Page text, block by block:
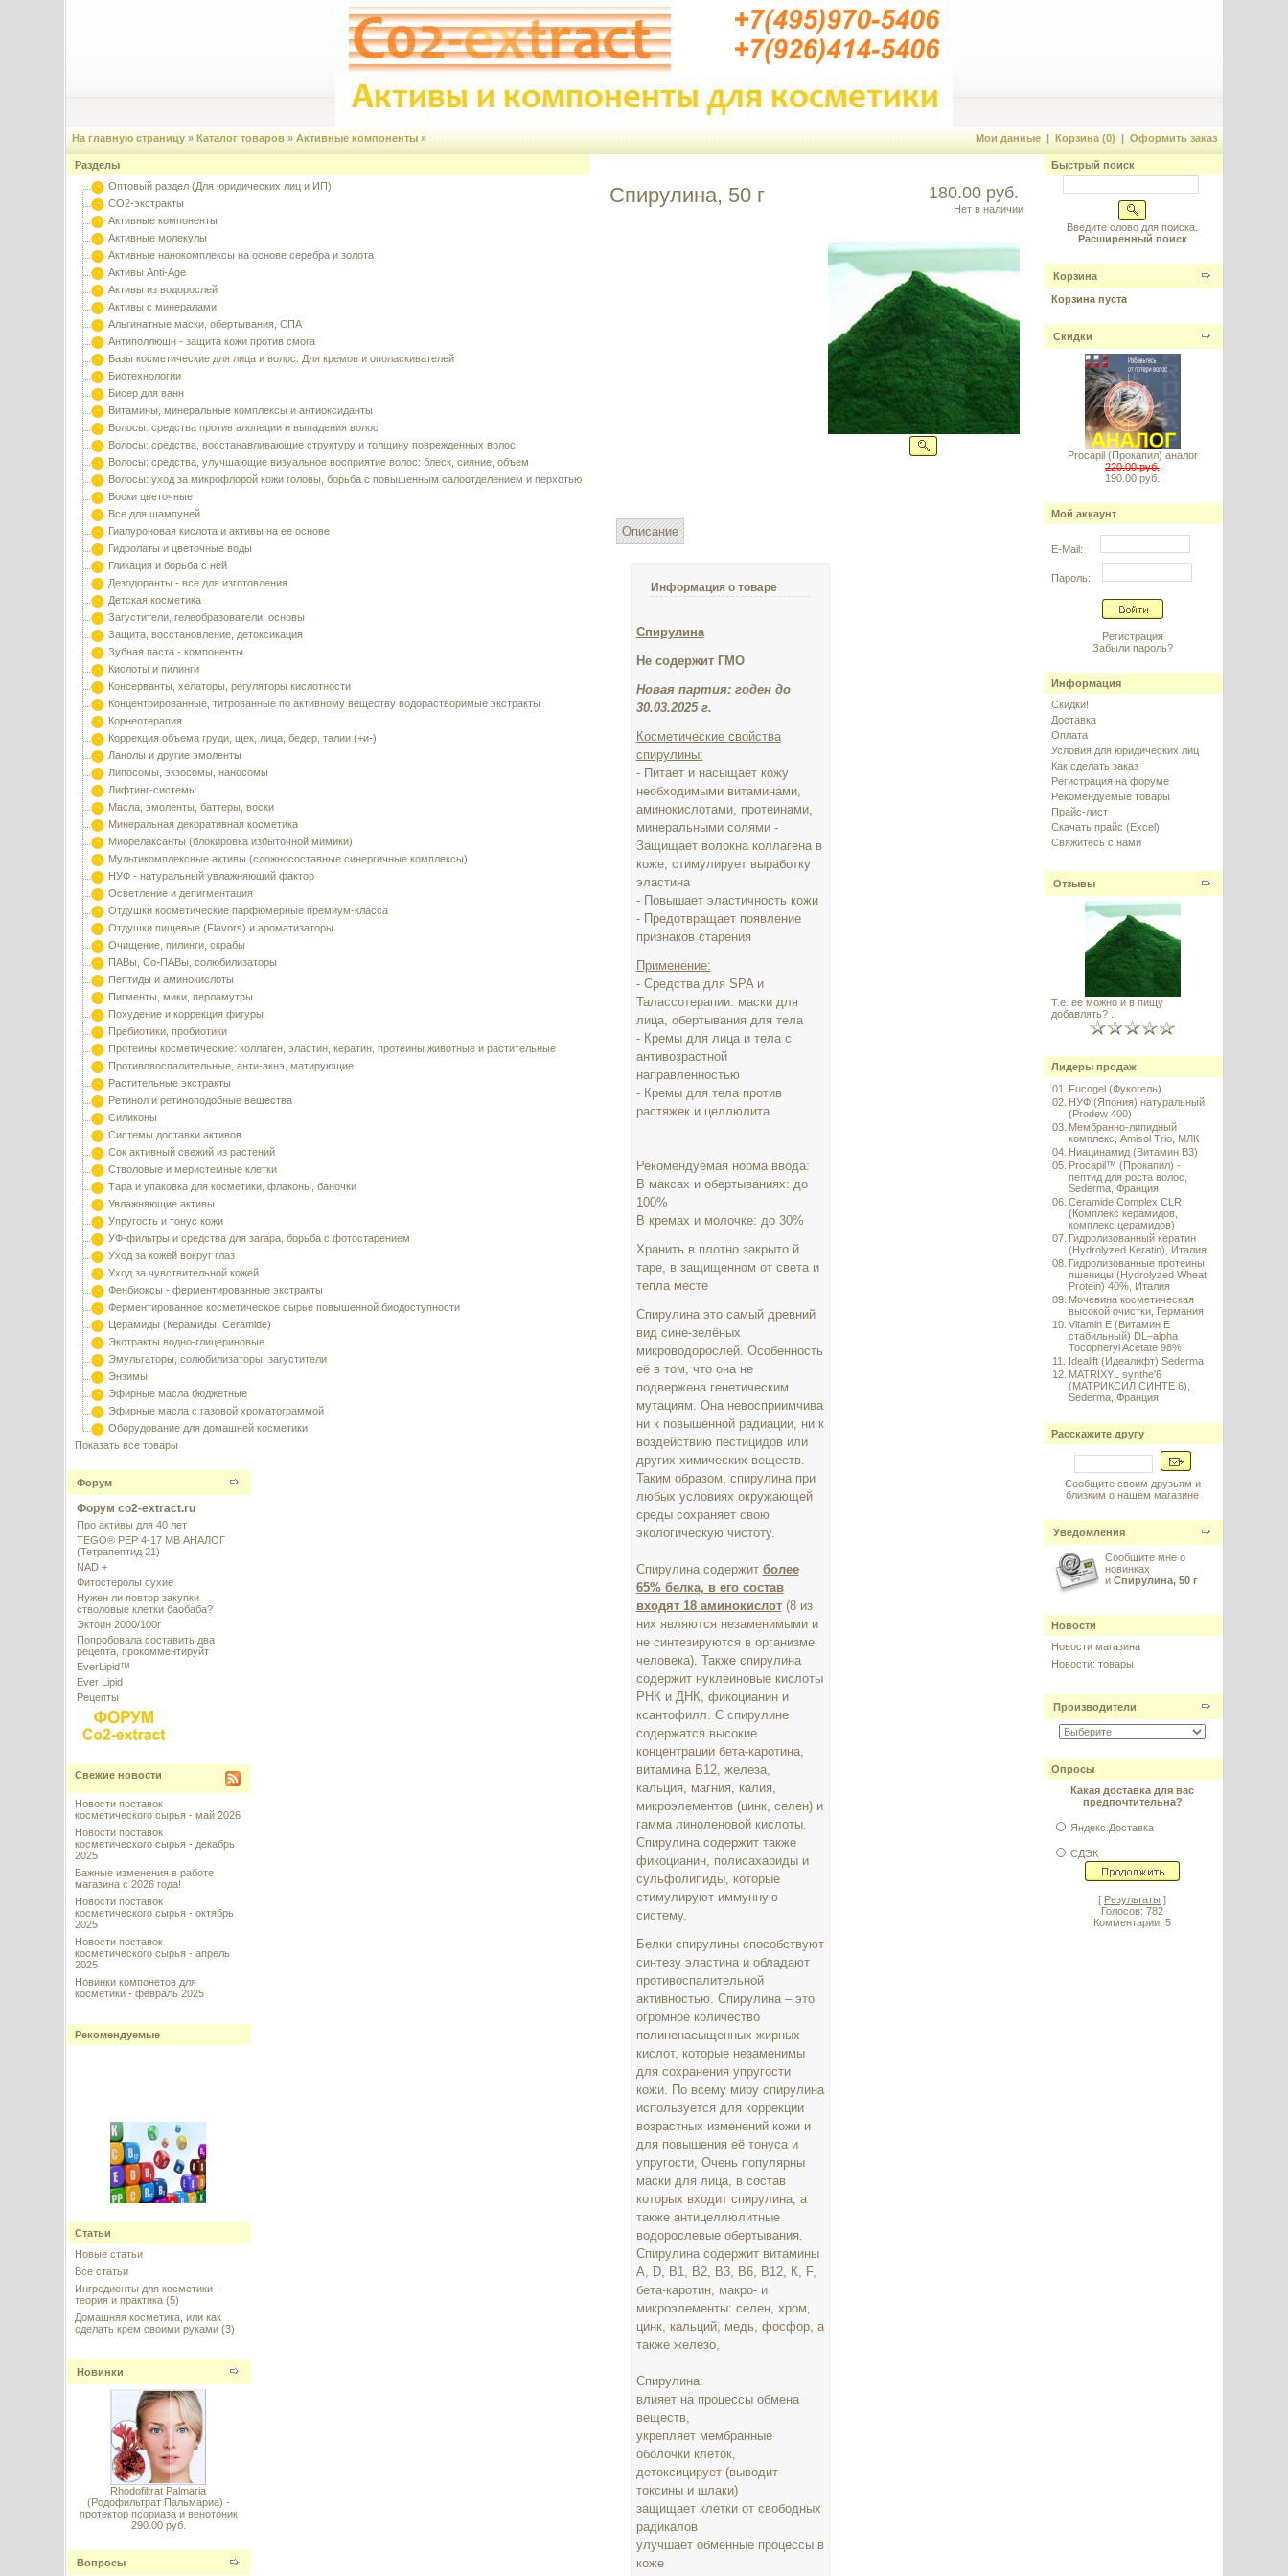
На главную страницу» Каталог товаров» Активные компоненты» Мои данные| Корзина (0) | Оформить заказ
Разделы
Оптовый раздел (Для юридических лиц и ИП)
CO2-экстракты
Активные компоненты
Активные молекулы
Активные нанокомплексы на основе серебра и золота
Активы Anti-Age
Активы из водорослей
Активы с минералами
Альгинатные маски, обертывания, СПА
Антиполлюшн - защита кожи против смога
Базы косметические для лица и волос. Для кремов и ополаскивателей
Биотехнологии
Бисер для ванн
Витамины, минеральные комплексы и антиоксиданты
Волосы: средства против алопеции и выпадения волос
Волосы: средства, восстанавливающие структуру и толщину поврежденных волос
Волосы: средства, улучшающие визуальное восприятие волос: блеск, сияние, объем
Волосы: уход за микрофлорой кожи головы, борьба с повышенным салоотделением и перхотью
Воски цветочные
Все для шампуней
Гиалуроновая кислота и активы на ее основе
Гидролаты и цветочные воды
Гликация и борьба с ней
Дезодоранты - все для изготовления
Детская косметика
Загустители, гелеобразователи, основы
Защита, восстановление, детоксикация
Зубная паста - компоненты
Кислоты и пилинги
Консерванты, хелаторы, регуляторы кислотности
Концентрированные, титрованные по активному веществу водорастворимые экстракты
Корнеотерапия
Коррекция объема груди, щек, лица, бедер, талии (+и-)
Ланолы и другие эмоленты
Липосомы, экзосомы, наносомы
Лифтинг-системы
Масла, эмоленты, баттеры, воски
Минеральная декоративная косметика
Миорелаксанты (блокировка избыточной мимики)
Мультикомплексные активы (сложносоставные синергичные комплексы)
НУФ - натуральный увлажняющий фактор
Осветление и депигментация
Отдушки косметические парфюмерные премиум-класса
Отдушки пищевые (Flavors) и ароматизаторы
Очищение, пилинги, скрабы
ПАВы, Со-ПАВы, солюбилизаторы
Пептиды и аминокислоты
Пигменты, мики, перламутры
Похудение и коррекция фигуры
Пребиотики, пробиотики
Протеины косметические: коллаген, эластин, кератин, протеины животные и растительные
Противовоспалительные, анти-акнэ, матирующие
Растительные экстракты
Ретинол и ретиноподобные вещества
Силиконы
Системы доставки активов
Сок активный свежий из растений
Стволовые и меристемные клетки
Тара и упаковка для косметики, флаконы, баночки
Увлажняющие активы
Упругость и тонус кожи
УФ-фильтры и средства для загара, борьба с фотостарением
Уход за кожей вокруг глаз
Уход за чувствительной кожей
Фенбиоксы - ферментированные экстракты
Ферментированное косметическое сырье повышенной биодоступности
Церамиды (Керамиды, Ceramide)
Экстракты водно-глицериновые
Эмульгаторы, солюбилизаторы, загустители
Энзимы
Эфирные масла бюджетные
Эфирные масла с газовой хроматограммой
Оборудование для домашней косметики
Показать все товары
Форум
Форум co2-extract.ru
Про активы для 40 лет
TEGO® PEP 4-17 MB АНАЛОГ
(Тетрапептид 21)
NAD +
Фитостеролы сухие
Нужен ли повтор закупки
стволовые клетки баобаба?
Эктоин 2000/100г
Попробовала составить два
рецепта, прокомментируйт
EverLipid™
Ever Lipid
Рецепты
Свежие новости
Новости поставок
косметического сырья - май 2026
Новости поставок
косметического сырья - декабрь
2025
Важные изменения в работе
магазина с 2026 года!
Новости поставок
косметического сырья - октябрь
2025
Новости поставок
косметического сырья - апрель
2025
Новинки компонетов для
косметики - февраль 2025
Рекомендуемые
виде MAP) и гиалуроновой
EmulSilk (Prolipid 161,
Эмульсилк) - эмульгатор-
кондиционер для волос
---------
нанолипосомах, NS nCoQ10
Статьи
Новые статьи
Все статьи
Ингредиенты для косметики -
теория и практика(5)
Домашняя косметика, или как
сделать крем своими руками(3)
Новинки
Rhodofiltrat Palmaria
(Родофильтрат Пальмариа) -
протектор псориаза и венотоник
290.00 руб.
Вопросы
Спирулина, 50 г 180.00 руб.
Нет в наличии
Описание
Информация о товаре
Спирулина
Не содержит ГМО
Новая партия: годен до
30.03.2025 г.
Косметические свойства
спирулины:
- Питает и насыщает кожу
необходимыми витаминами,
аминокислотами, протеинами,
минеральными солями -
Защищает волокна коллагена в
коже, стимулирует выработку
эластина
- Повышает эластичность кожи
- Предотвращает появление
признаков старения
Применение:
- Средства для SPA и
Талассотерапии: маски для
лица, обертывания для тела
- Кремы для лица и тела с
антивозрастной
направленностью
- Кремы для тела против
растяжек и целлюлита
Рекомендуемая норма ввода:
В максах и обертываниях: до
100%
В кремах и молочке: до 30%
Хранить в плотно закрыто.й
таре, в защищенном от света и
тепла месте
Спирулина это самый древний
вид сине-зелёных
микроводорослей. Особенность
её в том, что она не
подвержена генетическим
мутациям. Она невосприимчива
ни к повышенной радиации, ни к
воздействию пестицидов или
других химических веществ.
Таким образом, спирулина при
любых условиях окружающей
среды сохраняет свою
экологическую чистоту.
Спирулина содержит более
65% белка, в его состав
входят 18 аминокислот(8 из
них являются незаменимыми и
не синтезируются в организме
человека). Также спирулина
содержит нуклеиновые кислоты
РНК и ДНК, фикоцианин и
ксантофилл. С спирулине
содержатся высокие
концентрации бета-каротина,
витамина В12, железа,
кальция, магния, калия,
микроэлементов (цинк, селен) и
гамма линоленовой кислоты.
Спирулина содержит также
фикоцианин, полисахариды и
сульфолипиды, которые
стимулируют иммунную
систему.
Белки спирулины способствуют
синтезу эластина и обладают
противоспалительной
активностью. Спирулина – это
огромное количество
полиненасыщенных жирных
кислот, которые незаменимы
для сохранения упругости
кожи. По всему миру спирулина
используется для коррекции
возрастных изменений кожи и
для повышения её тонуса и
упругости, Очень популярны
маски для лица, в состав
которых входит спирулина, а
также антицеллюлитные
водорослевые обертывания.
Спирулина содержит витамины
А, D, B1, B2, В3, В6, В12, К, F,
бета-каротин, макро- и
микроэлементы: селен, хром,
цинк, кальций, медь, фосфор, а
также железо,
Спирулина:
влияет на процессы обмена
веществ,
укрепляет мембранные
оболочки клеток,
детоксицирует (выводит
токсины и шлаки)
защищает клетки от свободных
радикалов
улучшает обменные процессы в
коже
Быстрый поиск
Введите слово для поиска.
Расширенный поиск
Корзина
Корзина пуста
Скидки
Procapil (Прокапил) аналог
220.00 руб.
190.00 руб.
Мой аккаунт
E-Mail:
Пароль:
Регистрация
Забыли пароль?
Информация
Скидки!
Доставка
Оплата
Условия для юридических лиц
Как сделать заказ
Регистрация на форуме
Рекомендуемые товары
Прайс-лист
Скачать прайс (Excel)
Свяжитесь с нами
Отзывы
Т.е. ее можно и в пищу
добавлять? ..
Лидеры продаж
01.
Fucogel (Фукогель)
02. НУФ (Япония) натуральный
(Prodew 400)
03. Мембранно-липидный
комплекс, Amisol Trio, МЛК
04. Ниацинамид (Витамин B3)
05. Procapil™ (Прокапил) -
пептид для роста волос,
Sederma, Франция
06. Ceramide Complex CLR
(Комплекс керамидов,
комплекс церамидов)
07. Гидролизованный кератин
(Hydrolyzed Keratin), Италия
08. Гидролизованные протеины
пшеницы (Hydrolyzed Wheat
Protein) 40%, Италия
09. Мочевина косметическая
высокой очистки, Германия
10. Vitamin E (Витамин E
стабильный) DL–alpha
Tocopheryl Acetate 98%
11.
Idealift (Идеалифт) Sederma
12. MATRIXYL synthe'6
(МАТРИКСИЛ СИНТЕ 6),
Sederma, Франция
Расскажите другу
Сообщите своим друзьям и
близким о нашем магазине
Уведомления
Сообщите мне о
новинках
и Спирулина, 50 г
Новости
Новости магазина
Новости: товары
Производители
Опросы
Какая доставка для вас
предпочтительна?
Яндекс.Доставка
СДЭК
[ Результаты ]
Голосов: 782
Комментарии: 5